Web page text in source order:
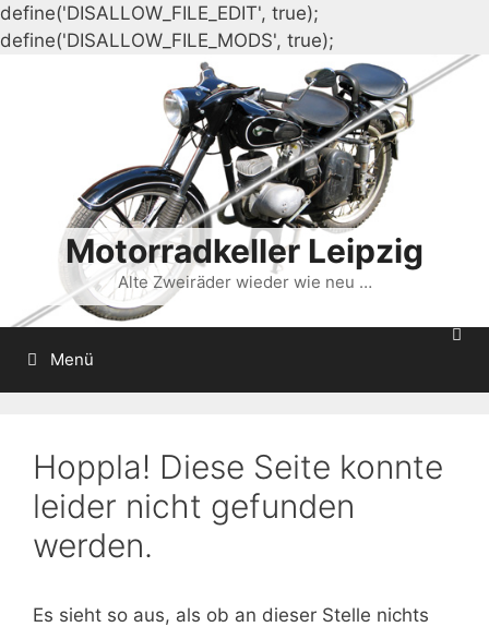
define('DISALLOW_FILE_EDIT', true);
define('DISALLOW_FILE_MODS', true);
Inhalt
springen
Motorradkeller Leipzig
Alte Zweiräder wieder wie neu …
Menü
Hoppla! Diese Seite konnte
leider nicht gefunden
werden.
Es sieht so aus, als ob an dieser Stelle nichts